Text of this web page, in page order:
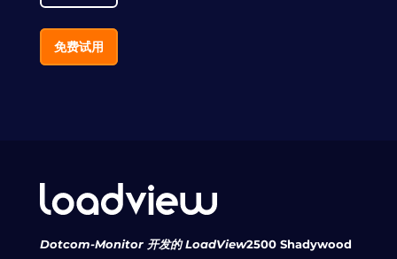
免费试用
Dotcom-Monitor 开发的 LoadView2500 Shadywood